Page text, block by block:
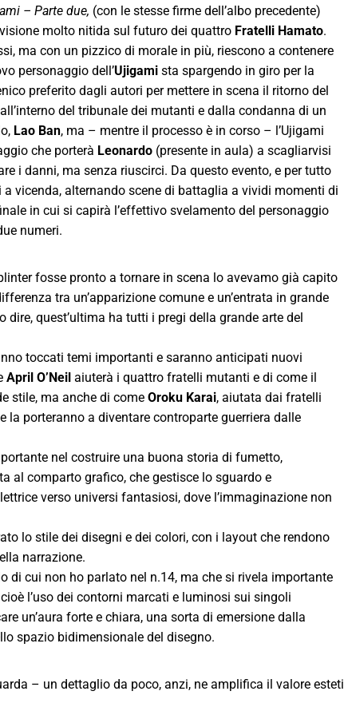
– Parte due, (con le stesse firme dell’albo precedente)
molto nitida sul futuro dei quattro Fratelli Hamato.
ma con un pizzico di morale in più, riescono a contenere
personaggio dell’Ujigami sta spargendo in giro per la
preferito dagli autori per mettere in scena il ritorno del
del tribunale dei mutanti e dalla condanna di un
Lao Ban, ma – mentre il processo è in corso – l’Ujigami
che porterà Leonardo (presente in aula) a scagliarvisi
i danni, ma senza riuscirci. Da questo evento, e per tutto
a vicenda, alternando scene di battaglia a vividi momenti di
in cui si capirà l’effettivo svelamento del personaggio
numeri.
fosse pronto a tornare in scena lo avevamo già capito
tra un’apparizione comune e un’entrata in grande
dire, quest’ultima ha tutti i pregi della grande arte del
toccati temi importanti e saranno anticipati nuovi
April O’Neil aiuterà i quattro fratelli mutanti e di come il
stile, ma anche di come Oroku Karai, aiutata dai fratelli
la porteranno a diventare controparte guerriera dalle
nel costruire una buona storia di fumetto,
al comparto grafico, che gestisce lo sguardo e
verso universi fantasiosi, dove l’immaginazione non
lo stile dei disegni e dei colori, con i layout che rendono
narrazione.
di cui non ho parlato nel n.14, ma che si rivela importante
l’uso dei contorni marcati e luminosi sui singoli
un’aura forte e chiara, una sorta di emersione dalla
spazio bidimensionale del disegno.
– un dettaglio da poco, anzi, ne amplifica il valore